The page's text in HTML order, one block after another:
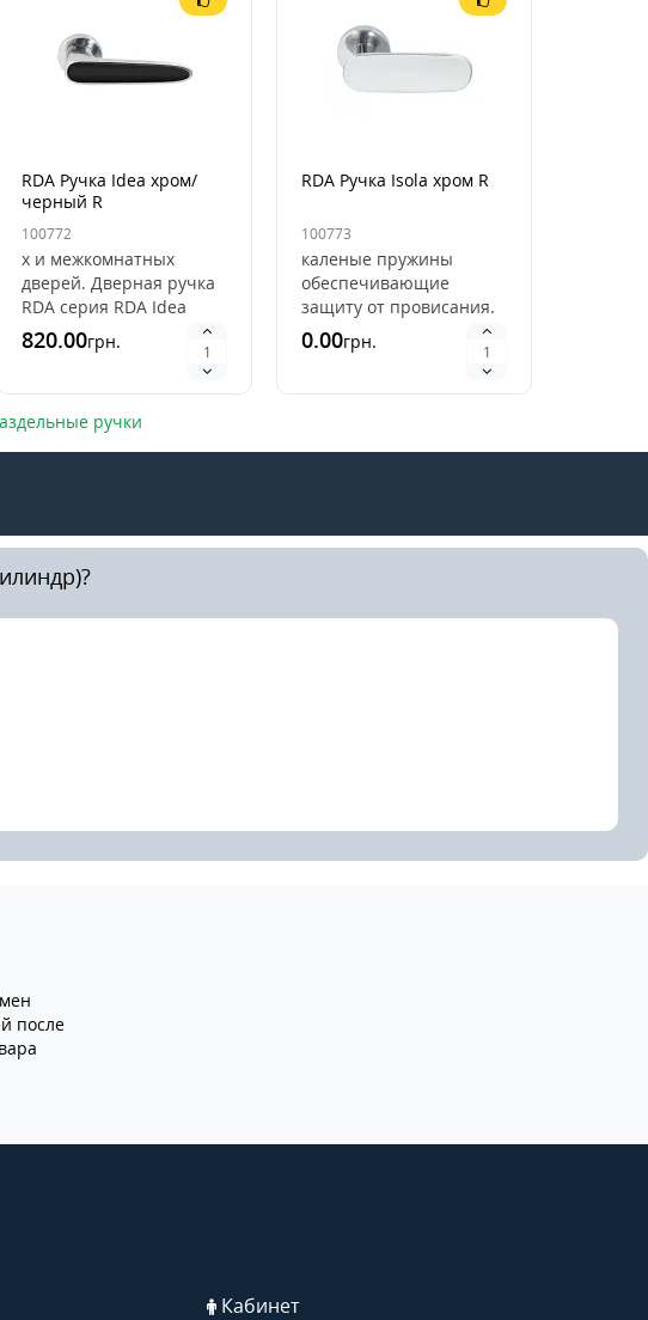
RDA Ручка Idea хром/
черный R
100772
х и межкомнатных
дверей. Дверная ручка
RDA серия RDA Idea
сочетает аккуратность и
строгость дизайна.В
820.00грн.
RDA Ручка Isola хром R
100773
каленые пружины
обеспечивающие
защиту от провисания.
Покрытие: фурнитуры
RDA серии RDA Isola
Дверная фурнитура RDA
0.00грн.
ручки
после
Кабинет